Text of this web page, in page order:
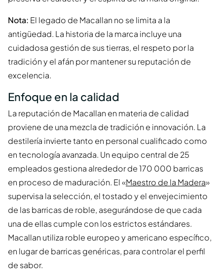
Nota: El legado de Macallan no se limita a la
antigüedad. La historia de la marca incluye una
cuidadosa gestión de sus tierras, el respeto por la
tradición y el afán por mantener su reputación de
excelencia.
Enfoque en la calidad
La reputación de Macallan en materia de calidad
proviene de una mezcla de tradición e innovación. La
destilería invierte tanto en personal cualificado como
en tecnología avanzada. Un equipo central de 25
empleados gestiona alrededor de 170 000 barricas
en proceso de maduración. El «Maestro de la Madera»
supervisa la selección, el tostado y el envejecimiento
de las barricas de roble, asegurándose de que cada
una de ellas cumple con los estrictos estándares.
Macallan utiliza roble europeo y americano específico,
en lugar de barricas genéricas, para controlar el perfil
de sabor.